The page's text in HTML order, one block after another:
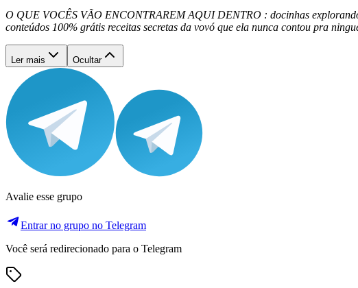
O QUE VOCÊS VÃO ENCONTRAREM AQUI DENTRO : docinhas
conteúdos 100% grátis receitas secretas da vovó que ela nunca contou pra
Ler mais Ocultar
Avalie esse grupo
Entrar no grupo no Telegram
Você será redirecionado para o Telegram